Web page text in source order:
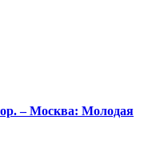
– Москва: Молодая